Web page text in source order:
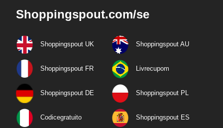
Shoppingspout.com/se
Shoppingspout UK Shoppingspout AU
Shoppingspout FR Livrecupom
Shoppingspout DE Shoppingspout PL
Codicegratuito Shoppingspout ES